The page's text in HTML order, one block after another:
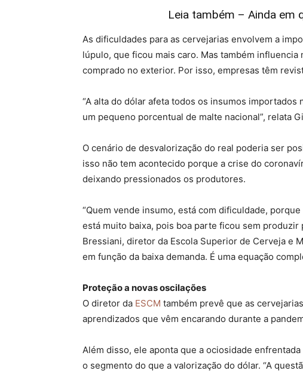
Leia também – Ainda em
As dificuldades para as cervejarias envolvem a
lúpulo, que ficou mais caro. Mas também
comprado no exterior. Por isso, empresas têm
“A alta do dólar afeta todos os insumos
um pequeno porcentual de malte nacional”, relata
O cenário de desvalorização do real poderia ser
isso não tem acontecido porque a crise do
deixando pressionados os produtores.
“Quem vende insumo, está com dificuldade,
está muito baixa, pois boa parte ficou sem
Bressiani, diretor da Escola Superior de Cerveja e
em função da baixa demanda. É uma equação
Proteção a novas oscilações
O diretor da ESCM também prevê que as
aprendizados que vêm encarando durante a
Além disso, ele aponta que a ociosidade
o segmento do que a valorização do dólar. “A